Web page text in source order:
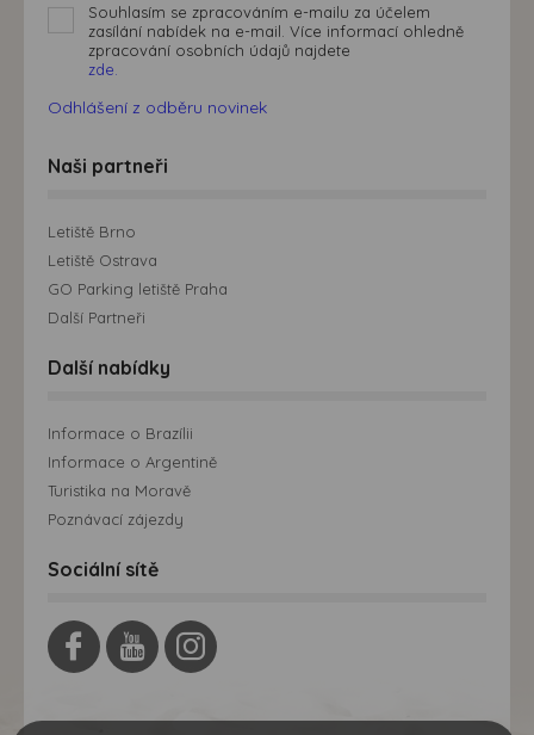
Souhlasím se zpracováním e-mailu za účelem
zasílání nabídek na e-mail. Více informací ohledně
zpracování osobních údajů najdete
zde.
Odhlášení z odběru novinek
Naši partneři
Letiště Brno
Letiště Ostrava
GO Parking letiště Praha
Další Partneři
Další nabídky
Informace o Brazílii
Informace o Argentině
Turistika na Moravě
Poznávací zájezdy
Sociální sítě